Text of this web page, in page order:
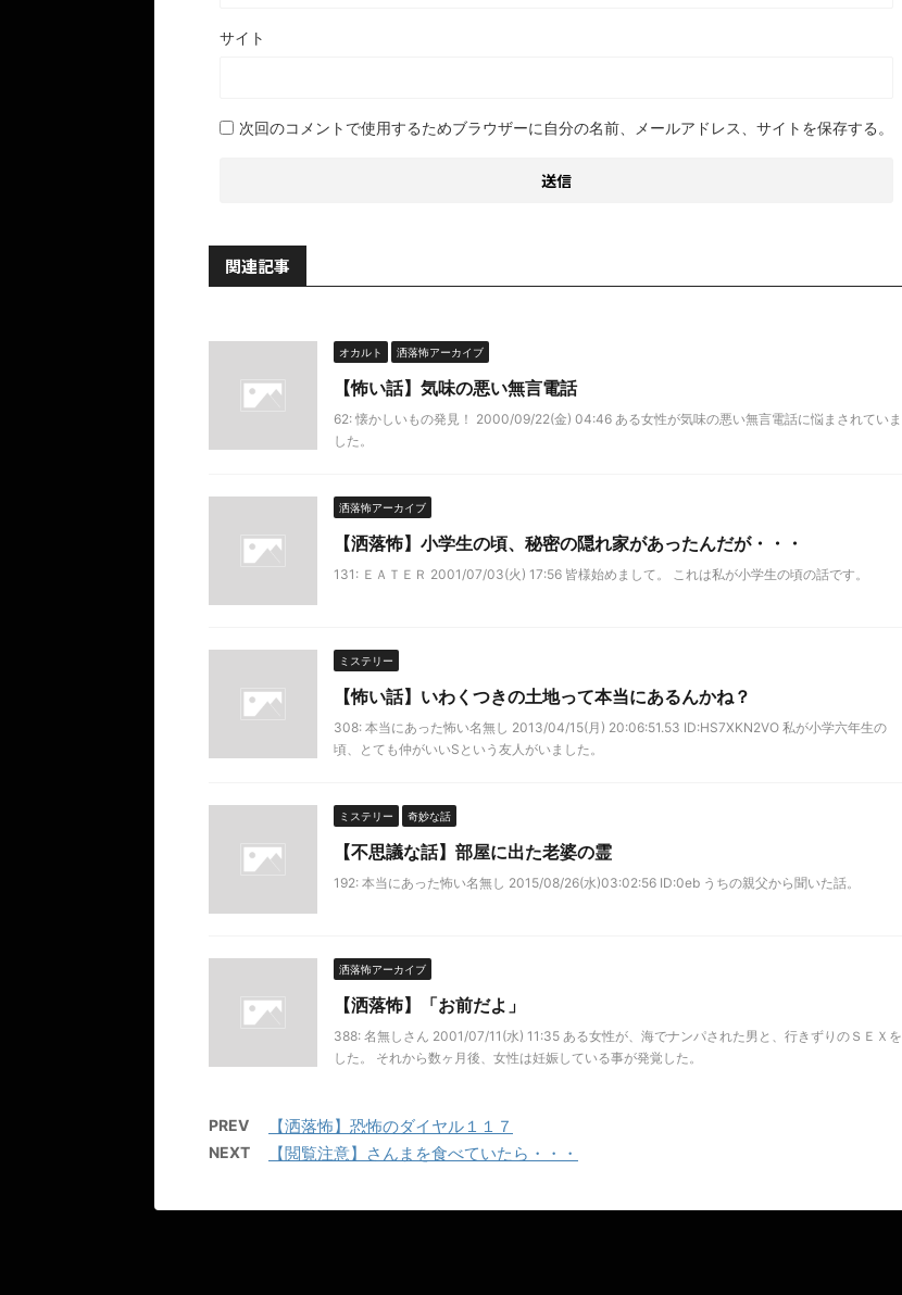
サイト
次回のコメントで使用するためブラウザーに自分の名前、メールアドレス、サイトを保存する。
関連記事
オカルト 洒落怖アーカイブ
【怖い話】気味の悪い無言電話
62: 懐かしいもの発見！ 2000/09/22(金) 04:46 ある女性が気味の悪い無言電話に悩まされていま
した。
洒落怖アーカイブ
【洒落怖】小学生の頃、秘密の隠れ家があったんだが・・・
131: ＥＡＴＥＲ 2001/07/03(火) 17:56 皆様始めまして。 これは私が小学生の頃の話です。
ミステリー
【怖い話】いわくつきの土地って本当にあるんかね？
308: 本当にあった怖い名無し 2013/04/15(月) 20:06:51.53 ID:HS7XKN2VO 私が小学六年生の
頃、とても仲がいいSという友人がいました。
ミステリー 奇妙な話
【不思議な話】部屋に出た老婆の霊
192: 本当にあった怖い名無し 2015/08/26(水)03:02:56 ID:0eb うちの親父から聞いた話。
洒落怖アーカイブ
【洒落怖】「お前だよ」
388: 名無しさん 2001/07/11(水) 11:35 ある女性が、海でナンパされた男と、行きずりのＳＥＸを
した。 それから数ヶ月後、女性は妊娠している事が発覚した。
PREV 【洒落怖】恐怖のダイヤル１１７
NEXT 【閲覧注意】さんまを食べていたら・・・